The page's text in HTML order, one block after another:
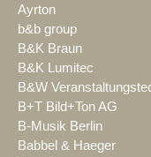
Ayrton
b&b group
B&K Braun
B&K Lumitec
B&W
B+T Bild+Ton AG
B-Musik Berlin
Babbel & Haeger